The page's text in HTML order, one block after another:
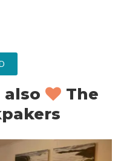
also
The